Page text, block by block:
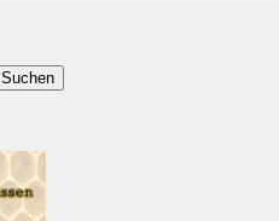
Suchen